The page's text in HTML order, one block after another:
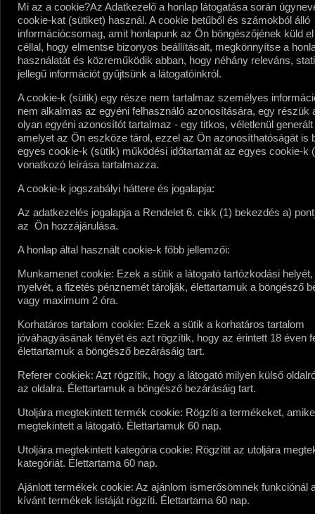
Mi az a cookie?Az Adatkezelő a honlap látogatása során
cookie-kat (sütiket) használ. A cookie betűből és számokból álló
információcsomag, amit honlapunk az Ön böngészőjének küld
céllal, hogy elmentse bizonyos beállításait, megkönnyítse a
használatát és közreműködik abban, hogy néhány releváns,
jellegű információt gyűjtsünk a látogatóinkról.
A cookie-k (sütik) egy része nem tartalmaz személyes
nem alkalmas az egyéni felhasználó azonosítására, egy részük
olyan egyéni azonosítót tartalmaz - egy titkos, véletlenül
amelyet az Ön eszköze tárol, ezzel az Ön azonosíthatóságát is
egyes cookie-k (sütik) működési időtartamát az egyes cookie-k
vonatkozó leírása tartalmazza.
A cookie-k jogszabályi háttere és jogalapja:
Az adatkezelés jogalapja a Rendelet 6. cikk (1) bekezdés a)
az Ön hozzájárulása.
A honlap által használt cookie-k főbb jellemzői:
Munkamenet cookie: Ezek a sütik a látogató tartózkodási
nyelvét, a fizetés pénznemét tárolják, élettartamuk a böngésző
vagy maximum 2 óra.
Korhatáros tartalom cookie: Ezek a sütik a korhatáros tartalom
jóváhagyásának tényét és azt rögzítik, hogy az érintett 18 éven
élettartamuk a böngésző bezárásáig tart.
Referer cookiek: Azt rögzítik, hogy a látogató milyen külső
az oldalra. Élettartamuk a böngésző bezárásáig tart.
Utoljára megtekintett termék cookie: Rögzíti a termékeket,
megtekintett a látogató. Élettartamuk 60 nap.
Utoljára megtekintett kategória cookie: Rögzítit az utoljára
kategóriát. Élettartama 60 nap.
Ajánlott termékek cookie: Az ajánlom ismerősömnek funkciónál
kívánt termékek listáját rögzíti. Élettartama 60 nap.